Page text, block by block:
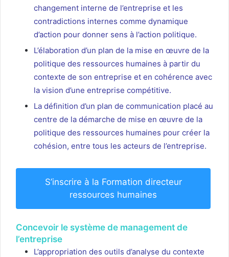
changement interne de l’entreprise et les
contradictions internes comme dynamique
d’action pour donner sens à l’action politique.
L’élaboration d’un plan de la mise en œuvre de la
politique des ressources humaines à partir du
contexte de son entreprise et en cohérence avec
la vision d’une entreprise compétitive.
La définition d’un plan de communication placé au
centre de la démarche de mise en œuvre de la
politique des ressources humaines pour créer la
cohésion, entre tous les acteurs de l’entreprise.
S’inscrire à la Formation directeur
ressources humaines
Concevoir le système de management de
l’entreprise
L’appropriation des outils d’analyse du contexte